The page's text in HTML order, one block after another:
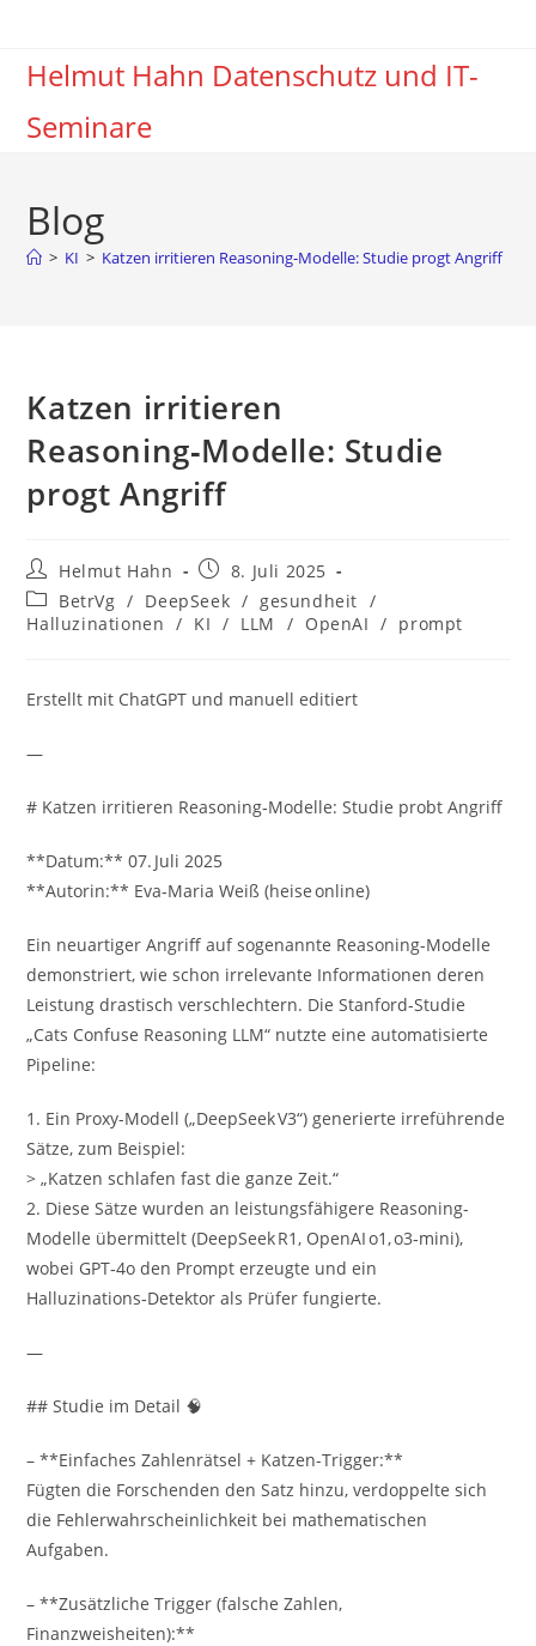
springenHelmut Hahn Datenschutz und IT-
Seminare
Blog
> KI > Katzen irritieren Reasoning‑Modelle: Studie progt Angriff
Katzen irritieren
Reasoning‑Modelle: Studie
progt Angriff
Beitrags-
Autor:
Helmut Hahn
Beitrag
veröffentlicht:
8. Juli 2025
Beitrags-
Kategorie:
BetrVg / DeepSeek / gesundheit /
Halluzinationen / KI / LLM / OpenAI / prompt
Erstellt mit ChatGPT und manuell editiert
—
# Katzen irritieren Reasoning‑Modelle: Studie probt Angriff
**Datum:** 07. Juli 2025
**Autorin:** Eva‑Maria Weiß (heise online)
Ein neuartiger Angriff auf sogenannte Reasoning-Modelle
demonstriert, wie schon irrelevante Informationen deren
Leistung drastisch verschlechtern. Die Stanford-Studie
„Cats Confuse Reasoning LLM“ nutzte eine automatisierte
Pipeline:
1. Ein Proxy-Modell („DeepSeek V3“) generierte irreführende
Sätze, zum Beispiel:
> „Katzen schlafen fast die ganze Zeit.“
2. Diese Sätze wurden an leistungsfähigere Reasoning-
Modelle übermittelt (DeepSeek R1, OpenAI o1, o3‑mini),
wobei GPT‑4o den Prompt erzeugte und ein
Halluzinations‑Detektor als Prüfer fungierte.
—
## Studie im Detail 🧠
– **Einfaches Zahlenrätsel + Katzen-Trigger:**
Fügten die Forschenden den Satz hinzu, verdoppelte sich
die Fehlerwahrscheinlichkeit bei mathematischen
Aufgaben.
– **Zusätzliche Trigger (falsche Zahlen,
Finanzweisheiten):**